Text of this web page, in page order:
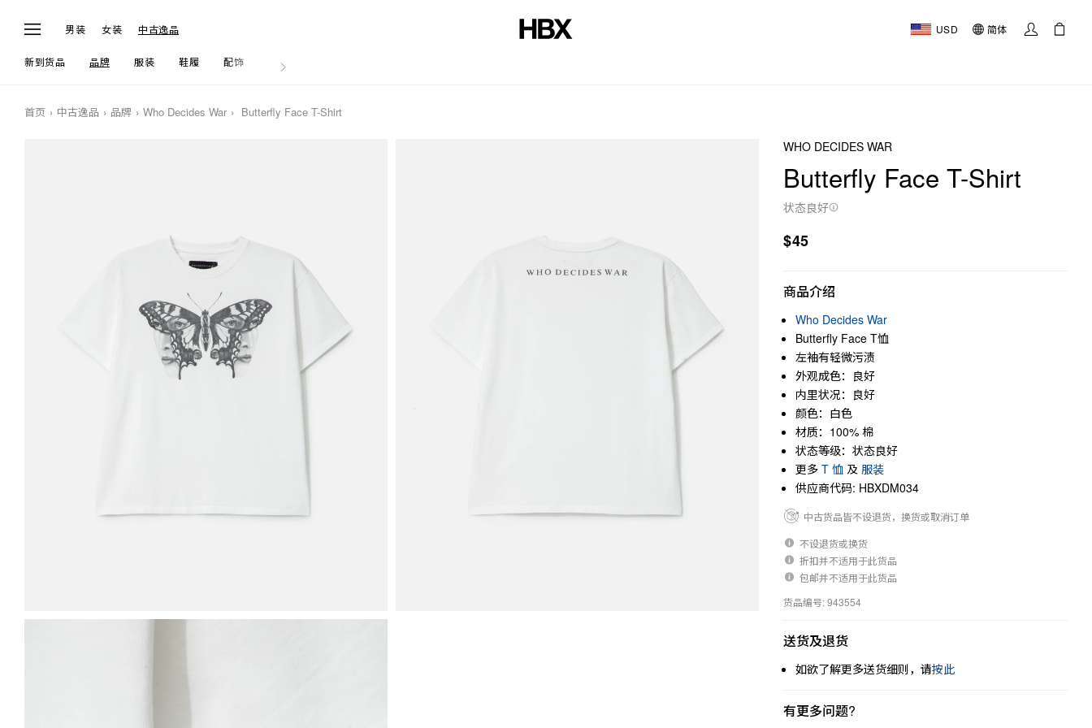
男装 女装 中古逸品 USD 简体
新到货品 品牌 服装 鞋履 配饰 生活
首页 中古逸品 品牌 Who Decides War Butterfly Face T-Shirt
WHO DECIDES WAR
Butterfly Face T-Shirt
状态良好
$45
商品介绍
Who Decides War
Butterfly Face T恤
左袖有轻微污渍
外观成色：良好
内里状况：良好
颜色：白色
材质：100% 棉
状态等级：状态良好
更多 T 恤 及 服装
供应商代码: HBXDM034
中古货品皆不设退货，换货或取消订单
不设退货或换货
折扣并不适用于此货品
包邮并不适用于此货品
货品编号: 943554
送货及退货
如欲了解更多送货细则，请按此
有更多问题?